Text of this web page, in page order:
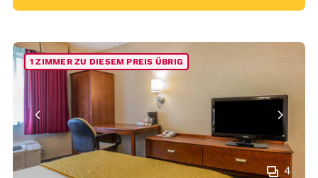
4
1 ZIMMER ZU DIESEM PREIS ÜBRIG